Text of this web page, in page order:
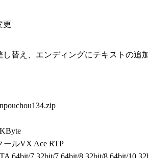
更
替え、エンディングにテキストの追
ールVX Ace RTP
64bit/7 32bit/7 64bit/8 32bit/8 64bit/10